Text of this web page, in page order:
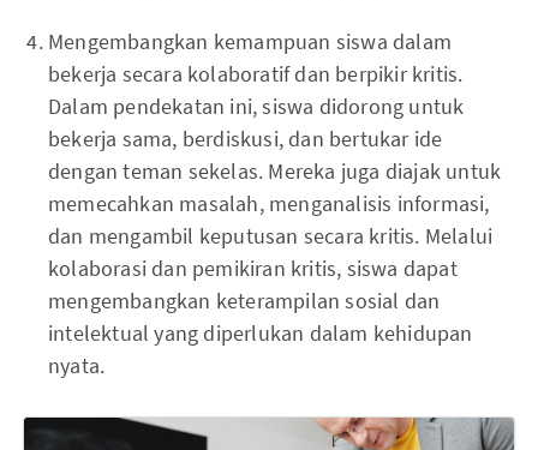
Mengembangkan kemampuan siswa dalam
bekerja secara kolaboratif dan berpikir kritis.
Dalam pendekatan ini, siswa didorong untuk
bekerja sama, berdiskusi, dan bertukar ide
dengan teman sekelas. Mereka juga diajak untuk
memecahkan masalah, menganalisis informasi,
dan mengambil keputusan secara kritis. Melalui
kolaborasi dan pemikiran kritis, siswa dapat
mengembangkan keterampilan sosial dan
intelektual yang diperlukan dalam kehidupan
nyata.